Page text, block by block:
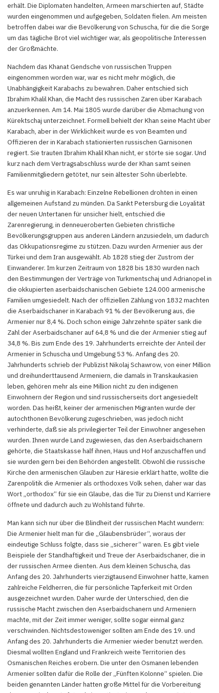
erhält. Die Diplomaten handelten, Armeen marschierten auf, Städte
wurden eingenommen und aufgegeben, Soldaten fielen. Am meisten
betroffen dabei war die Bevölkerung von Schuscha, für die die Sorge
um das tägliche Brot viel wichtiger war, als geopolitische Interessen
der Großmächte.
Nachdem das Khanat Gendsche von russischen Truppen
eingenommen worden war, war es nicht mehr möglich, die
Unabhängigkeit Karabachs zu bewahren. Daher entschied sich
Ibrahim Khalil Khan, die Macht des russischen Zaren über Karabach
anzuerkennen. Am 14. Mai 1805 wurde darüber die Abmachung von
Kürektschaj unterzeichnet. Formell behielt der Khan seine Macht über
Karabach, aber in der Wirklichkeit wurde es von Beamten und
Offizieren der in Karabach stationierten russischen Garnisonen
regiert. Sie trauten Ibrahim Khalil Khan nicht, er störte sie sogar. Und
kurz nach dem Vertragsabschluss wurde der Khan samt seinen
Familienmitgliedern getötet, nur sein ältester Sohn überlebte.
Es war unruhig in Karabach: Einzelne Rebellionen drohten in einen
allgemeinen Aufstand zu münden. Da Sankt Petersburg die Loyalität
der neuen Untertanen für unsicher hielt, entschied die
Zarenregierung, in denneueroberten Gebieten christliche
Bevölkerungsgruppen aus anderen Ländern anzusiedeln, um dadurch
das Okkupationsregime zu stützen. Dazu wurden Armenier aus der
Türkei und dem Iran ausgewählt. Ab 1828 stieg der Zustrom der
Einwanderer. Im kurzen Zeitraum von 1828 bis 1830 wurden nach
den Bestimmungen der Verträge von Turkmentschaj und Adrianopel in
die okkupierten aserbaidschanischen Gebiete 124.000 armenische
Familien umgesiedelt. Nach der offiziellen Zählung von 1832 machten
die Aserbaidschaner in Karabach 91 % der Bevölkerung aus, die
Armenier nur 8,4 %. Doch schon einige Jahrzehnte später sank die
Zahl der Aserbaidschaner auf 64,8 % und die der Armenier stieg auf
34,8 %. Bis zum Ende des 19. Jahrhunderts erreichte der Anteil der
Armenier in Schuscha und Umgebung 53 %. Anfang des 20.
Jahrhunderts schrieb der Publizist Nikolaj Schawrow, von einer Million
und dreihunderttausend Armeniern, die damals in Transkaukasien
leben, gehören mehr als eine Million nicht zu den indigenen
Einwohnern der Region und sind russischerseits dort angesiedelt
worden. Das heißt, keiner der armenischen Migranten wurde der
autochthonen Bevölkerung zugeschrieben, was jedoch nicht
verhinderte, daß sie als privilegierter Teil der Einwohner angesehen
wurden. Ihnen wurde Land zugewiesen, das den Aserbaidschanern
gehörte, die Staatskasse half ihnen, Haus und Hof anzuschaffen und
sie wurden gern bei den Behörden angestellt. Obwohl die russische
Kirche den armenischen Glauben zur Häresie erklärt hatte, wollte die
Zarenpolitik die Armenier als orthodoxes Volk sehen, daher war das
Wort „orthodox“ für sie ein Glaube, das die Tür zu Dienst und Karriere
öffnete und dadurch auch zu Wohlstand führte.
Man kann sich nur über die Blindheit der russischen Macht wundern:
Die Armenier hielt man für die „Glaubensbrüder“, woraus der
eindeutige Schluss folgte, dass sie „sicherer“ waren. Es gibt viele
Beispiele der Standhaftigkeit und Treue der Aserbaidschaner, die in
der russischen Armee dienten. Aus dem kleinen Schuscha, das
Anfang des 20. Jahrhunderts vierzigtausend Einwohner hatte, kamen
zahlreiche Feldherren, die für persönliche Tapferkeit mit Orden
ausgezeichnet wurden. Daher wurde der Unterschied, den die
russische Macht zwischen den Aserbaidschanern und Armeniern
machte, mit der Zeit immer weniger, sollte sogar einmal ganz
verschwinden. Nichtsdestoweniger sollten am Ende des 19. und
Anfang des 20. Jahrhunderts die Armenier wieder benutzt werden.
Diesmal wollten England und Frankreich weite Territorien des
Osmanischen Reiches erobern. Die unter den Osmanen lebenden
Armenier sollten dafür die Rolle der „Fünften Kolonne“ spielen. Die
beiden genannten Länder hatten große Mittel für die Vorbereitung